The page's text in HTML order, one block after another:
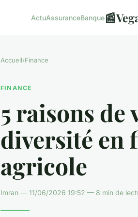
ActuAssuranceBanque📰
Accueil›Finance
FINANCE
5 raisons de
diversité en
agricole
Imran — 11/06/2026 19:52 — 8 min de